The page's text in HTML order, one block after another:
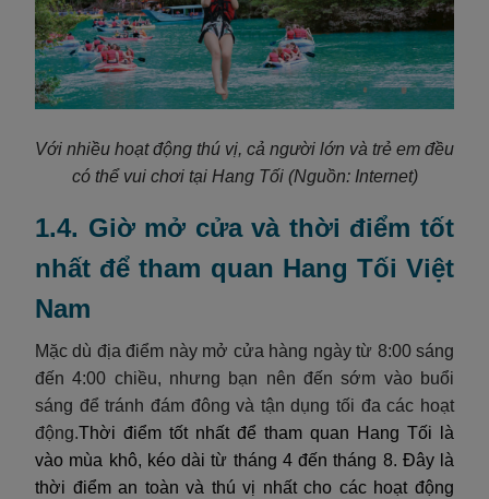
Với nhiều hoạt động thú vị, cả người lớn và trẻ em đều
có thể vui chơi tại Hang Tối (Nguồn: Internet)
1.4. Giờ mở cửa và thời điểm tốt
nhất để tham quan Hang Tối Việt
Nam
Mặc dù địa điểm này mở cửa hàng ngày từ 8:00 sáng
đến 4:00 chiều, nhưng bạn nên đến sớm vào buổi
sáng để tránh đám đông và tận dụng tối đa các hoạt
động.Thời điểm tốt nhất để tham quan Hang Tối là
vào mùa khô, kéo dài từ tháng 4 đến tháng 8. Đây là
thời điểm an toàn và thú vị nhất cho các hoạt động